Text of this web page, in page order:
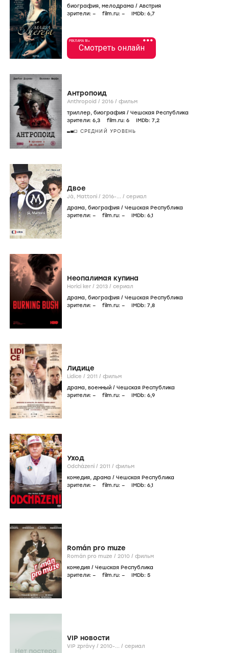
биография, мелодрама / Австрия
зрители: – film.ru: – IMDb: 6,7
•••
РЕКЛАМА 18+
Смотреть онлайн
Антропоид
Anthropoid / 2016 / фильм
триллер, биография / Чешская Республика
зрители: 6,3 film.ru: 6 IMDb: 7,2
СРЕДНИЙ УРОВЕНЬ
Двое
Já, Mattoni / 2016-... / сериал
драма, биография / Чешская Республика
зрители: – film.ru: – IMDb: 6,1
Неопалимая купина
Horící ker / 2013 / сериал
драма, биография / Чешская Республика
зрители: – film.ru: – IMDb: 7,8
Лидице
Lidice / 2011 / фильм
драма, военный / Чешская Республика
зрители: – film.ru: – IMDb: 6,9
Уход
Odcházení / 2011 / фильм
комедия, драма / Чешская Республика
зрители: – film.ru: – IMDb: 6,1
Román pro muze
Román pro muze / 2010 / фильм
комедия / Чешская Республика
зрители: – film.ru: – IMDb: 5
VIP новости
VIP zprávy / 2010-... / сериал